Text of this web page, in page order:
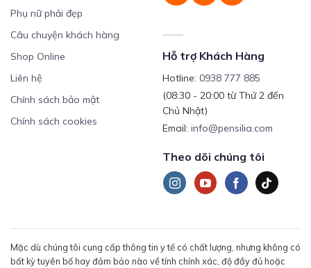
Phụ nữ phải đẹp
Câu chuyện khách hàng
Shop Online
Liên hệ
Chính sách bảo mật
Chính sách cookies
Hỗ trợ Khách Hàng
Hotline: 0938 777 885
(08:30 - 20:00 từ Thứ 2 đến
Chủ Nhật)
Email: info@pensilia.com
Theo dõi chúng tôi
Mặc dù chúng tôi cung cấp thông tin y tế có chất lượng, nhưng không có
bất kỳ tuyên bố hay đảm bảo nào về tính chính xác, độ đầy đủ hoặc